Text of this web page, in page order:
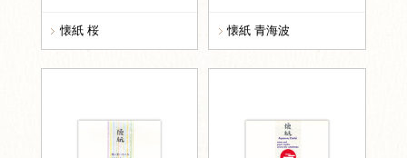
懐紙 桜 懐紙 青海波